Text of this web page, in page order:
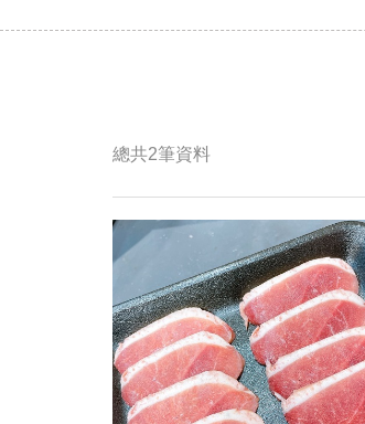
總共2筆資料